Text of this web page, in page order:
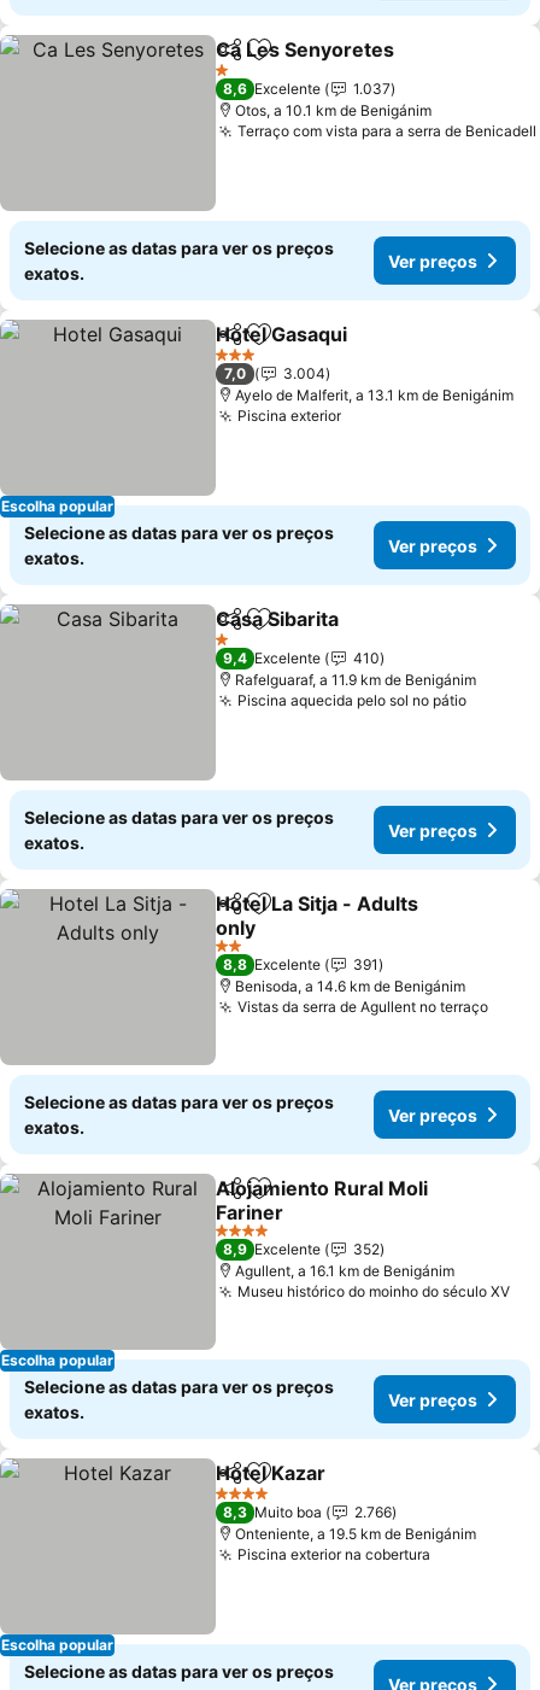
PartilharAdicionar aos favoritos
Ca Les Senyoretes
1 Estrelas
8,6 Excelente
1.037
Otos, a 10.1 km de Benigánim
Terraço com vista para a serra de Benicadell
Selecione as datas para ver os preços
exatos.
Ver preços
Escolha popular
PartilharAdicionar aos favoritos
Hotel Gasaqui
3 Estrelas
7,0
3.004
Ayelo de Malferit, a 13.1 km de Benigánim
Piscina exterior
Selecione as datas para ver os preços
exatos.
Ver preços
PartilharAdicionar aos favoritos
Casa Sibarita
1 Estrelas
9,4 Excelente
410
Rafelguaraf, a 11.9 km de Benigánim
Piscina aquecida pelo sol no pátio
Selecione as datas para ver os preços
exatos.
Ver preços
PartilharAdicionar aos favoritos
Hotel La Sitja - Adults
only
2 Estrelas
8,8 Excelente
391
Benisoda, a 14.6 km de Benigánim
Vistas da serra de Agullent no terraço
Selecione as datas para ver os preços
exatos.
Ver preços
Escolha popular
PartilharAdicionar aos favoritos
Alojamiento Rural Moli
Fariner
4 Estrelas
8,9 Excelente
352
Agullent, a 16.1 km de Benigánim
Museu histórico do moinho do século XV
Selecione as datas para ver os preços
exatos.
Ver preços
Escolha popular
PartilharAdicionar aos favoritos
Hotel Kazar
4 Estrelas
8,3 Muito boa
2.766
Onteniente, a 19.5 km de Benigánim
Piscina exterior na cobertura
Selecione as datas para ver os preços
Ver preços